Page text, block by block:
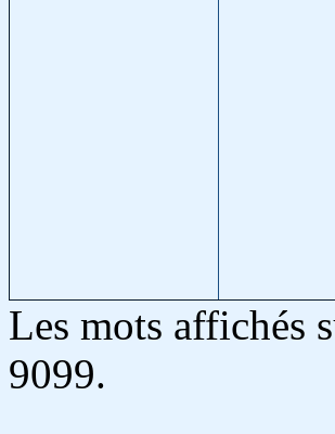
Les mots affichés
9099.